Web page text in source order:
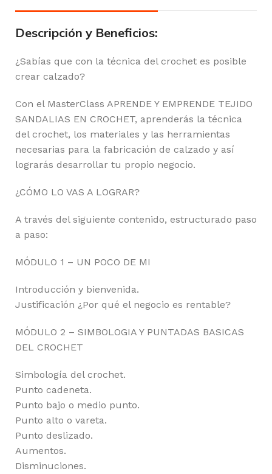
Descripción y Beneficios:
¿Sabías que con la técnica del crochet es posible
crear calzado?
Con el MasterClass APRENDE Y EMPRENDE TEJIDO
SANDALIAS EN CROCHET, aprenderás la técnica
del crochet, los materiales y las herramientas
necesarias para la fabricación de calzado y así
lograrás desarrollar tu propio negocio.
¿CÓMO LO VAS A LOGRAR?
A través del siguiente contenido, estructurado paso
a paso:
MÓDULO 1 – UN POCO DE MI
Introducción y bienvenida.
Justificación ¿Por qué el negocio es rentable?
MÓDULO 2 – SIMBOLOGIA Y PUNTADAS BASICAS
DEL CROCHET
Simbología del crochet.
Punto cadeneta.
Punto bajo o medio punto.
Punto alto o vareta.
Punto deslizado.
Aumentos.
Disminuciones.